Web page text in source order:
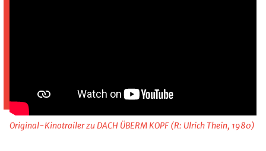
Original-Kinotrailer zu DACH ÜBERM KOPF (R: Ulrich Thein, 1980)